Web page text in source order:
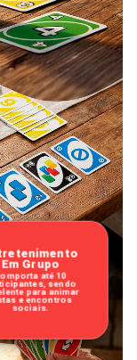
Em Grupo
até 10
sendo
para animar
e encontros
sociais.